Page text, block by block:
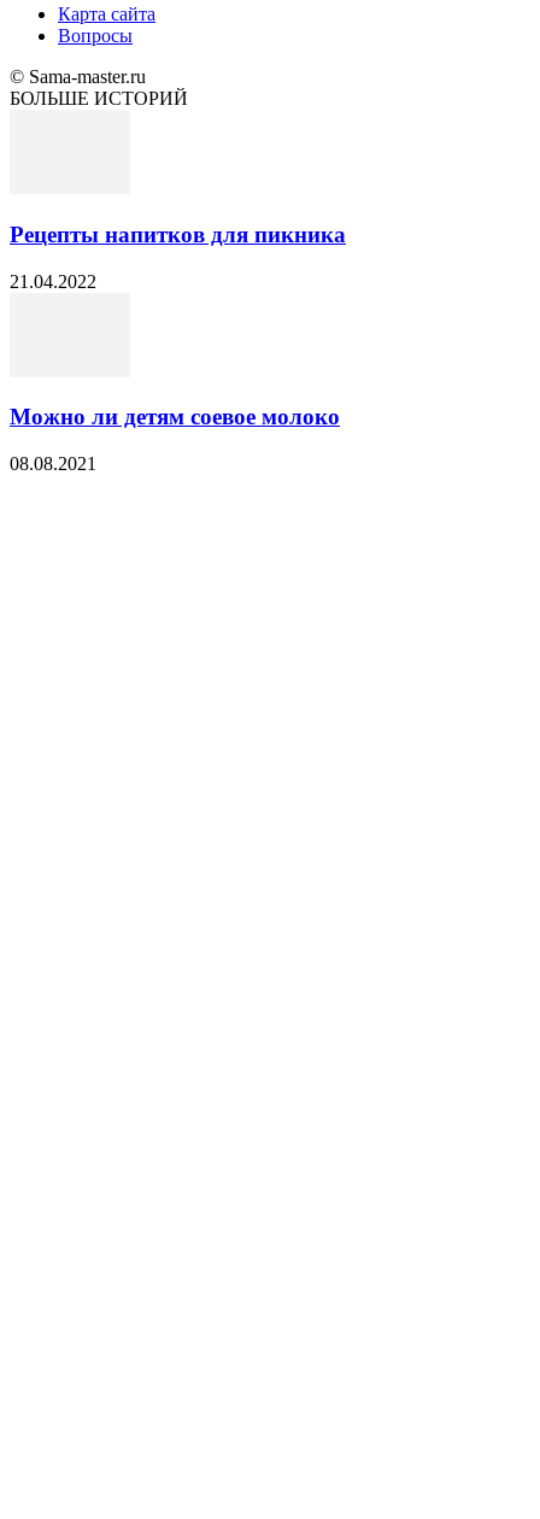
Карта сайта
Вопросы
© Sama-master.ru
БОЛЬШЕ ИСТОРИЙ
Рецепты напитков для пикника
21.04.2022
Можно ли детям соевое молоко
08.08.2021